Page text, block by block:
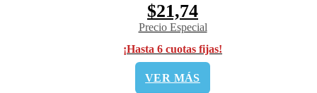
$21,74
Precio Especial
¡Hasta 6 cuotas fijas!
VER MÁS